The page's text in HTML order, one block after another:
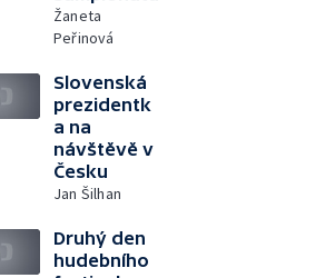
Žaneta
Peřinová
Slovenská
prezidentk
a na
návštěvě v
Česku
Jan Šilhan
Druhý den
hudebního